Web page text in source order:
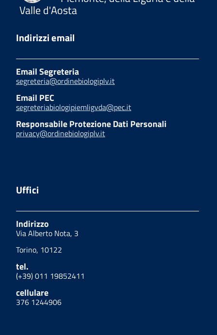
Valle d'Aosta
Indirizzi email
Email Segreteria
segreteria@ordinebiologiplv.it
Email PEC
segreteriabiologipiemligvda@pec.it
Responsabile Protezione Dati Personali
privacy@ordinebiologiplv.it
Uffici
Indirizzo
Via Alberto Nota, 3
Torino, 10122
tel.
(+39) 011 19852411
cellulare
376 1244906